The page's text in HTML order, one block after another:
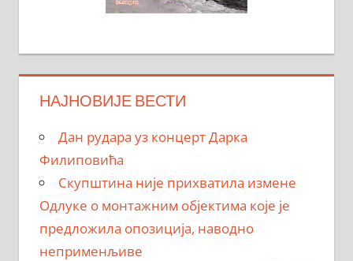
НАЈНОВИЈЕ ВЕСТИ
Дан рудара уз концерт Дарка
Филиповића
Скупштина није прихватила измене
Одлуке о монтажним објектима које је
предложила опозиција, наводно
неприменљиве